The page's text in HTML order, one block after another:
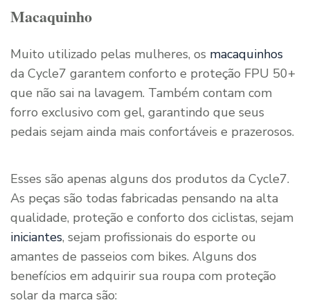
Macaquinho
Muito utilizado pelas mulheres, os macaquinhos
da Cycle7 garantem conforto e proteção FPU 50+
que não sai na lavagem. Também contam com
forro exclusivo com gel, garantindo que seus
pedais sejam ainda mais confortáveis e prazerosos.
Esses são apenas alguns dos produtos da Cycle7.
As peças são todas fabricadas pensando na alta
qualidade, proteção e conforto dos ciclistas, sejam
iniciantes, sejam profissionais do esporte ou
amantes de passeios com bikes. Alguns dos
benefícios em adquirir sua roupa com proteção
solar da marca são: